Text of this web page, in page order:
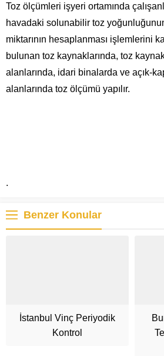
Toz ölçümleri işyeri ortamında
havadaki solunabilir toz
miktarının hesaplanması işlemlerini
bulunan toz kaynaklarında, toz
alanlarında, idari binalarda ve açık-
alanlarında toz ölçümü yapılır.
.
Benzer Konular
İstanbul Vinç Periyodik
Kontrol